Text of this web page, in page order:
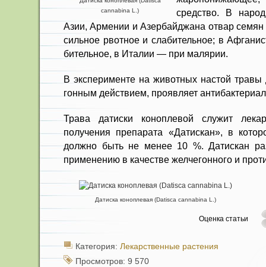
cannabina L.)
средство. В
Азии, Армении и Азербай­джана отвар семян
сильное рвотное и слабитель­ное; в
бительное, в Италии — при малярии.
В эксперименте на животных на­стой травы
гонным действием, проявляет
Трава датиски коноплевой служит
получения препарата «Датискан», в
должно быть не менее 10 %. Датискан
применению в качестве желчегонного и
Датиска коноплевая (Datisca cannabina L.)
Оценка статьи
Категория: Лекарственные растения
Просмотров: 9 570